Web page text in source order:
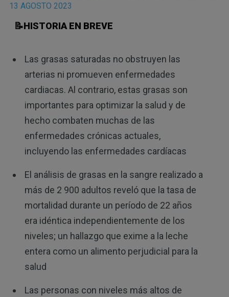
13 AGOSTO 2023
📝HISTORIA EN BREVE
Las grasas saturadas no obstruyen las
arterias ni promueven enfermedades
cardiacas. Al contrario, estas grasas son
importantes para optimizar la salud y de
hecho combaten muchas de las
enfermedades crónicas actuales,
incluyendo las enfermedades cardíacas
El análisis de grasas en la sangre realizado a
más de 2 900 adultos reveló que la tasa de
mortalidad durante un período de 22 años
era idéntica independientemente de los
niveles; un hallazgo que exime a la leche
entera como un alimento perjudicial para la
salud
Las personas con niveles más altos de